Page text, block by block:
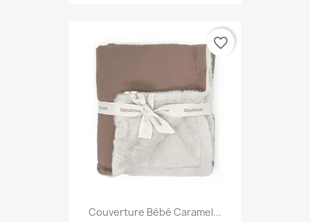
Couverture Bébé Caramel...
favorite_border